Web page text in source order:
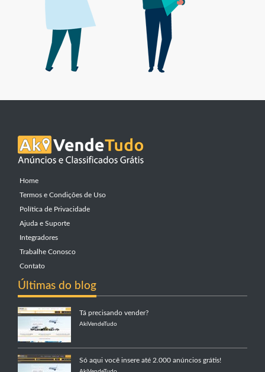
Home
Termos e Condições de Uso
Política de Privacidade
Ajuda e Suporte
Integradores
Trabalhe Conosco
Contato
Últimas do blog
Tá precisando vender?
AkiVendeTudo
Só aqui você insere até 2.000 anúncios grátis!